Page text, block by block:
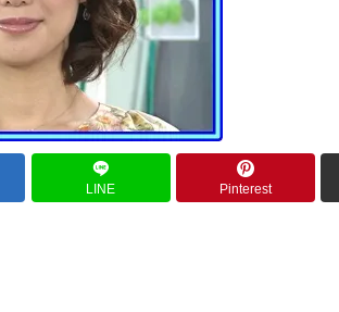
LINE Pinterest